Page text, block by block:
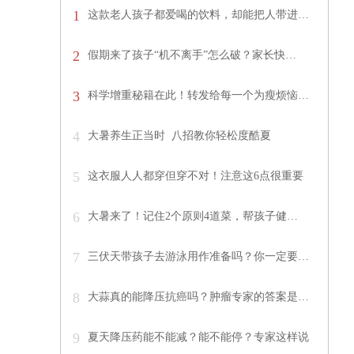
1 这款老人孩子都爱喝的饮料，却能把人带进…
2 假期来了孩子“机不离手”怎么破？家长快…
3 科学增重秘籍在此！转发给每一个为瘦烦恼…
4 大暑养生正当时 八招教你轻松度酷夏
5 这衣服人人都穿但穿不对！注意这6点很重要
6 大暑来了！记住2个原则4道菜，帮孩子健…
7 三伏天带孩子去游泳用作准备吗？你一定要…
8 大蒜真的能降压抗癌吗？肿瘤专家的答案是…
9 夏天降压药能不能减？能不能停？专家这样说